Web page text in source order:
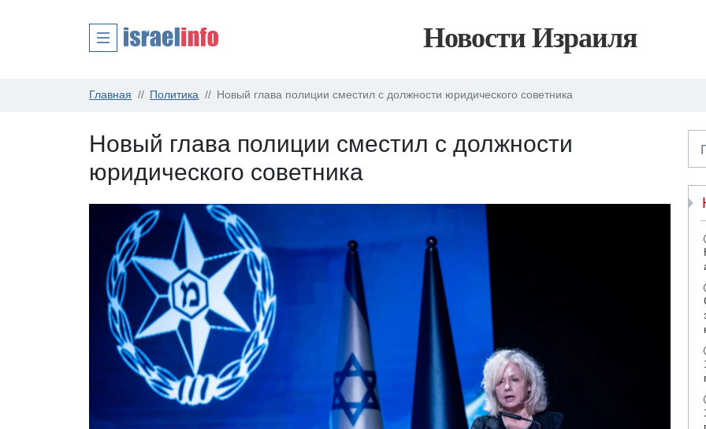
Новости Израиля
Главная Политика Новый глава полиции сместил с должности юридического советника
Новый глава полиции сместил с должности
юридического советника